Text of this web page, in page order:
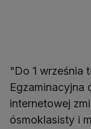
"Do 1 września
Egzaminacyjna
internetowej
ósmoklasisty i